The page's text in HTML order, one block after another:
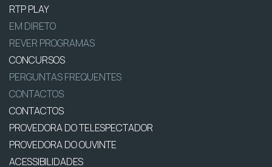
RTP PLAY
EM DIRETO
REVER PROGRAMAS
CONCURSOS
PERGUNTAS FREQUENTES
CONTACTOS
CONTACTOS
PROVEDORA DO TELESPECTADOR
PROVEDORA DO OUVINTE
ACESSIBILIDADES